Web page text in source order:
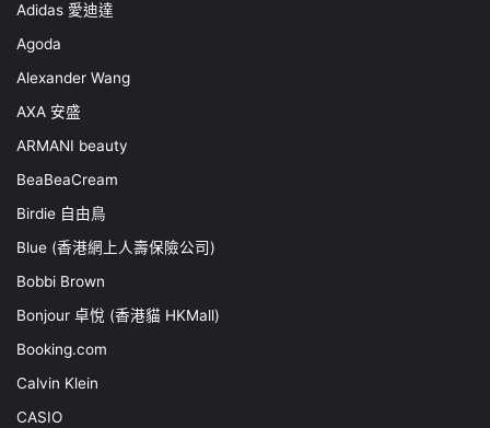
Adidas 愛迪達
Agoda
Alexander Wang
AXA 安盛
ARMANI beauty
BeaBeaCream
Birdie 自由鳥
Blue (香港網上人壽保險公司)
Bobbi Brown
Bonjour 卓悅 (香港貓 HKMall)
Booking.com
Calvin Klein
CASIO